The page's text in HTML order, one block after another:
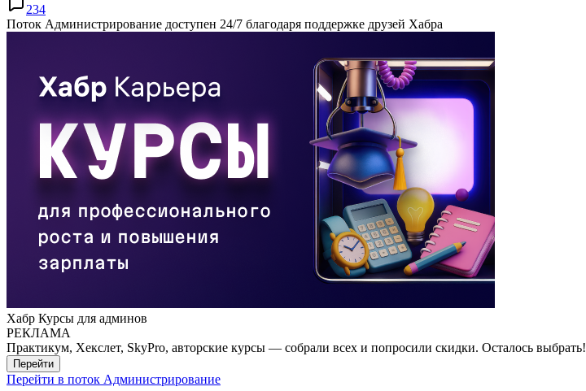
234
Поток Администрирование доступен 24/7 благодаря поддержке друзей Хабра
Хабр Курсы для админов
РЕКЛАМА
Практикум, Хекслет, SkyPro, авторские курсы — собрали всех и попросили скидки. Осталось выбрать!
Перейти
Перейти в поток Администрирование